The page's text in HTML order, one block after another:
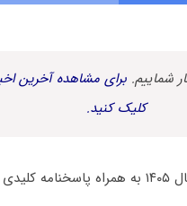
شماییم. برای مشاهده آخرین
کلیک کنید.
شد.